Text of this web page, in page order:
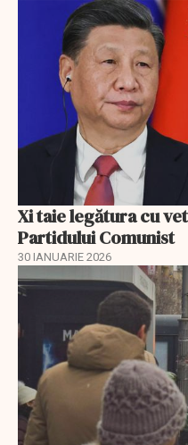
Xi taie legătura cu
Partidului Comunist
30 IANUARIE 2026